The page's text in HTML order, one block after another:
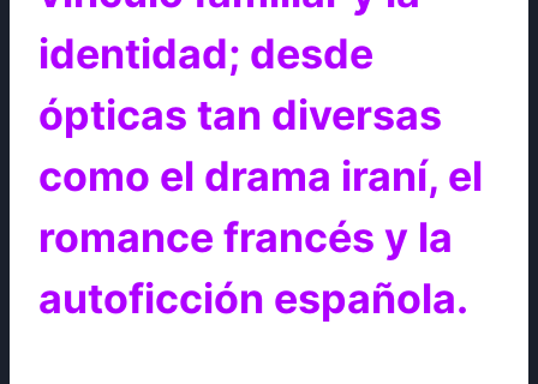
identidad; desde
ópticas tan diversas
como el drama iraní, el
romance francés y la
autoficción española.